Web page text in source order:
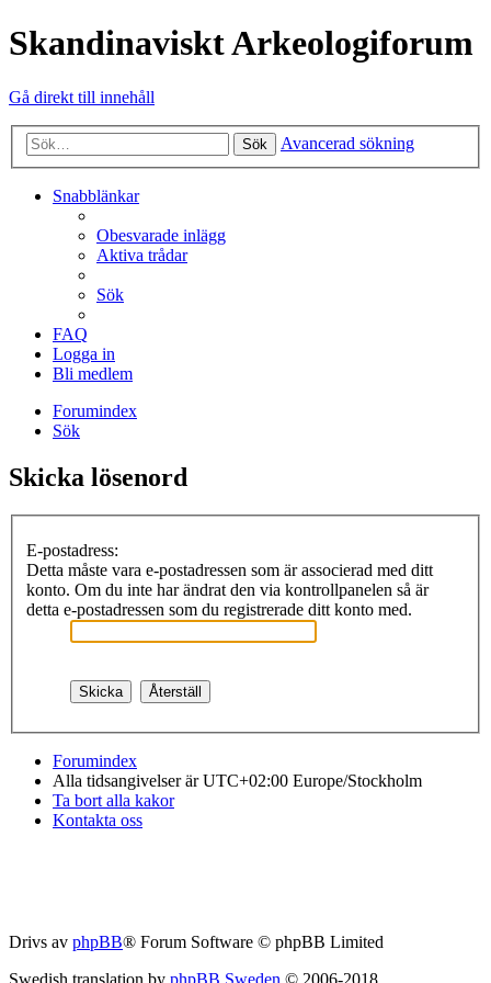
Skandinaviskt Arkeologiforum
Gå direkt till innehåll
Sök Avancerad sökning
Snabblänkar
Obesvarade inlägg
Aktiva trådar
Sök
FAQ
Logga in
Bli medlem
Forumindex
Sök
Skicka lösenord
E-postadress:
Detta måste vara e-postadressen som är associerad med ditt
konto. Om du inte har ändrat den via kontrollpanelen så är
detta e-postadressen som du registrerade ditt konto med.
Forumindex
Alla tidsangivelser är UTC+02:00 Europe/Stockholm
Ta bort alla kakor
Kontakta oss
Drivs av phpBB® Forum Software © phpBB Limited